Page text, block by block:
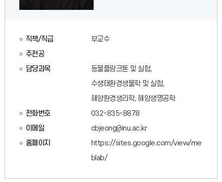
직책/직급
부교수
주전공
담당과목
동물플랑크톤 및 실험,
수생태환경생물학 및 실험,
해양환경생리학, 해양생명공학
전화번호
032-835-8878
이메일
cbjeong@inu.ac.kr
홈페이지
https://sites.google.com/view/me
blab/